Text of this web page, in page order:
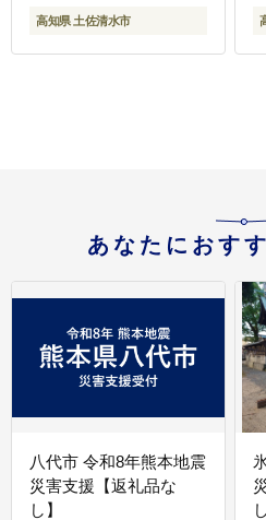
子どもの居場所づくり
高知県 土佐清水市
あなたにおす
八代市 令和8年熊本地震
災害支援【返礼品な
し】